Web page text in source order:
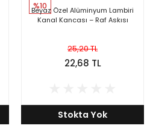
%10
Beyaz Özel Alüminyum Lambiri
Kanal Kancası – Raf Askısı
25,20 TL
22,68 TL
Stokta Yok